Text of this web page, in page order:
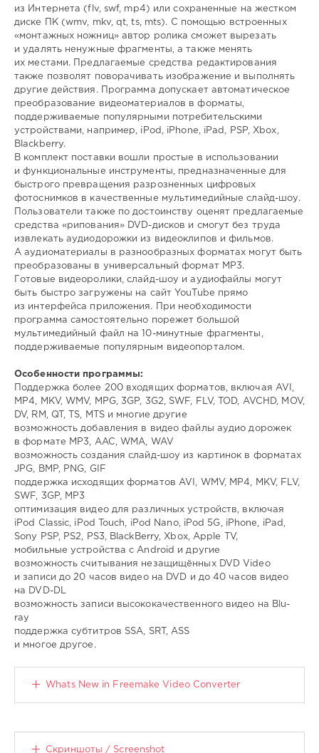
из Интернета (flv, swf, mp4) или сохраненные на жестком
диске ПК (wmv, mkv, qt, ts, mts). С помощью встроенных
«монтажных ножниц» автор ролика сможет вырезать
и удалять ненужные фрагменты, а также менять
их местами. Предлагаемые средства редактирования
также позволят поворачивать изображение и выполнять
другие действия. Программа допускает автоматическое
преобразование видеоматериалов в форматы,
поддерживаемые популярными потребительскими
устройствами, например, iPod, iPhone, iPad, PSP, Xbox,
Blackberry.
В комплект поставки вошли простые в использовании
и функциональные инструменты, предназначенные для
быстрого превращения разрозненных цифровых
фотоснимков в качественные мультимедийные слайд-шоу.
Пользователи также по достоинству оценят предлагаемые
средства «рипования» DVD-дисков и смогут без труда
извлекать аудиодорожки из видеоклипов и фильмов.
А аудиоматериалы в разнообразных форматах могут быть
преобразованы в универсальный формат MP3.
Готовые видеоролики, слайд-шоу и аудиофайлы могут
быть быстро загружены на сайт YouTube прямо
из интерфейса приложения. При необходимости
программа самостоятельно порежет большой
мультимедийный файл на 10-минутные фрагменты,
поддерживаемые популярным видеопорталом.
Особенности программы:
Поддержка более 200 входящих форматов, включая AVI,
MP4, MKV, WMV, MPG, 3GP, 3G2, SWF, FLV, TOD, AVCHD, MOV,
DV, RM, QT, TS, MTS и многие другие
возможность добавления в видео файлы аудио дорожек
в формате MP3, AAC, WMA, WAV
возможность создания слайд-шоу из картинок в форматах
JPG, BMP, PNG, GIF
поддержка исходящих форматов AVI, WMV, MP4, MKV, FLV,
SWF, 3GP, MP3
оптимизация видео для различных устройств, включая
iPod Classic, iPod Touch, iPod Nano, iPod 5G, iPhone, iPad,
Sony PSP, PS2, PS3, BlackBerry, Xbox, Apple TV,
мобильные устройства с Android и другие
возможность считывания незащищённых DVD Video
и записи до 20 часов видео на DVD и до 40 часов видео
на DVD-DL
возможность записи высококачественного видео на Blu-
ray
поддержка субтитров SSA, SRT, ASS
и многое другое.
Whats New in Freemake Video Converter
Скриншоты / Screenshot